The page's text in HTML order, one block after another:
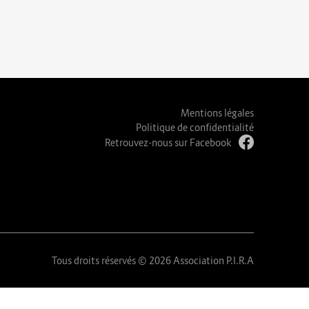
Mentions légales
Politique de confidentialité
Retrouvez-nous sur Facebook
Tous droits réservés © 2026 Association P.I.R.A